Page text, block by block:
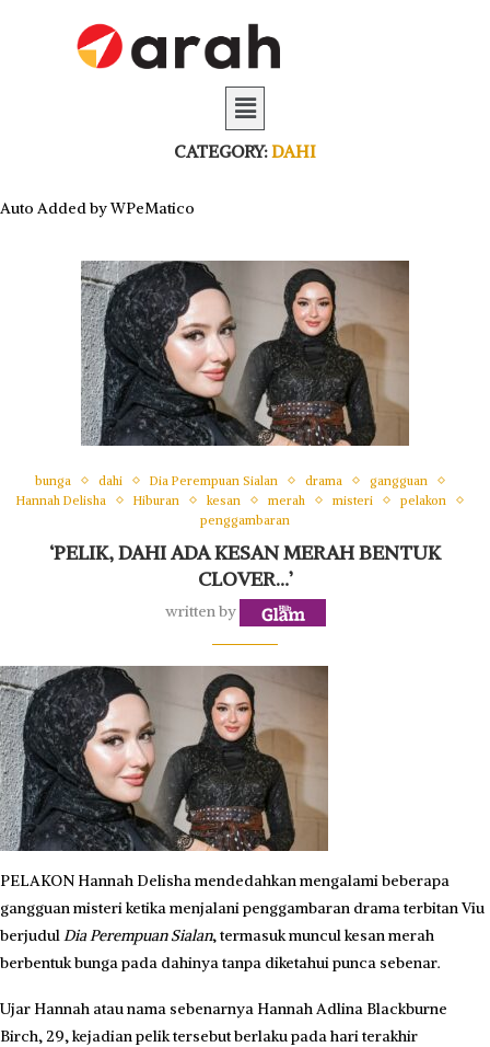
CATEGORY:DAHI
Auto Added by WPeMatico
bunga dahi Dia Perempuan Sialan drama
gangguan
Hannah Delisha
Hiburan kesan merah misteri
pelakon
penggambaran
‘PELIK, DAHI ADA KESAN MERAH BENTUK
CLOVER…’
written by
PELAKON Hannah Delisha mendedahkan mengalami beberapa
gangguan misteri ketika menjalani penggambaran drama terbitan Viu
berjudulDia Perempuan Sialan, termasuk muncul kesan merah
berbentuk bunga pada dahinya tanpa diketahui punca sebenar.
Ujar Hannah atau nama sebenarnya Hannah Adlina Blackburne
Birch, 29, kejadian pelik tersebut berlaku pada hari terakhir